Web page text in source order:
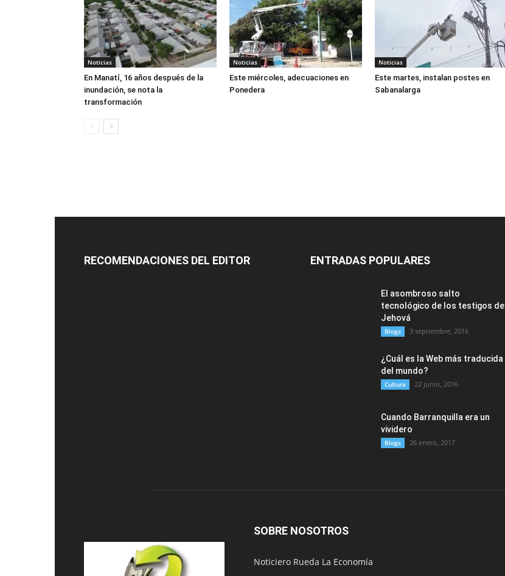
Noticias
En Manatí, 16 años después de la
inundación, se nota la
transformación
Noticias
Este miércoles, adecuaciones en
Ponedera
Noticias
Este martes, instalan postes en
Sabanalarga
RECOMENDACIONES DEL EDITOR ENTRADAS POPULARES
El asombroso salto
tecnológico de los testigos de
Jehová
Blogs 3 septiembre, 2016
¿Cuál es la Web más traducida
del mundo?
Cultura 22 junio, 2016
Cuando Barranquilla era un
vividero
Blogs 26 enero, 2017
SOBRE NOSOTROS
Noticiero Rueda La Economía